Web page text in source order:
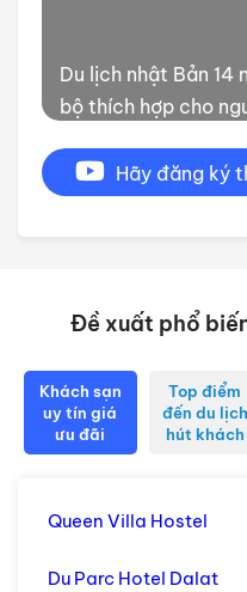
Du lịch nhật Bản 14
bộ thích hợp cho
Hãy đăng ký
Đề xuất phổ
Khách sạn
uy tín giá
ưu đãi
Top điểm
đến du lịch
hút khách
Queen Villa Hostel
Du Parc Hotel Dalat